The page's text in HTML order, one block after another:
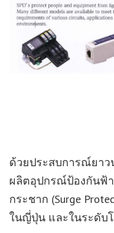
ด้วยประสบการณ์ยาว
ผลิตอุปกรณ์ป้องกันฟ้
กระชาก (Surge
ในญี่ปุ่น และในระดับ